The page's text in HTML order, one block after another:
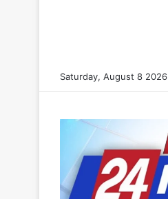
Saturday, August 8 2026